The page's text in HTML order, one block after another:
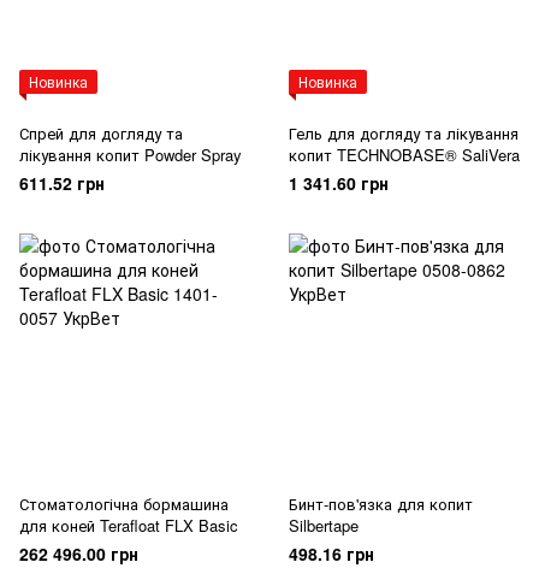
Новинка
Спрей для догляду та
лікування копит Powder Spray
611.52 грн
Новинка
Гель для догляду та лікування
копит TECHNOBASE® SaliVera
1 341.60 грн
Стоматологічна бормашина
для коней Terafloat FLX Basic
262 496.00 грн
Бинт-пов'язка для копит
Silbertape
498.16 грн